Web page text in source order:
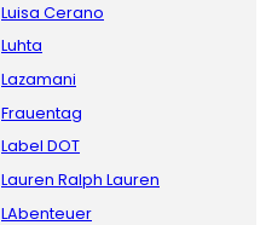
Luisa Cerano
Luhta
Lazamani
Frauentag
Label DOT
Lauren Ralph Lauren
LAbenteuer